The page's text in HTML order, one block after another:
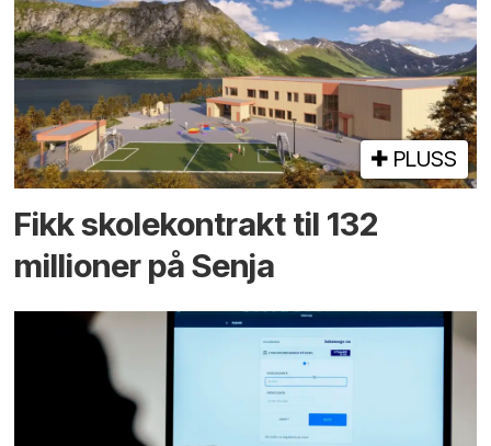
PLUSS
Fikk skole­kontrakt til 132
millioner på Senja